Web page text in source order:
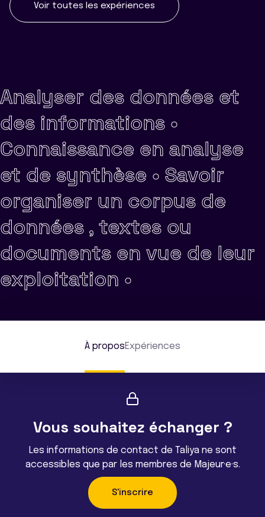
Voir toutes les expériences
Analyser des données et
des informations •
Connaissance en analyse
et de synthèse • Savoir
organiser un corpus de
données , textes ou
documents en vue de leur
exploitation •
À proposExpériences
Vous souhaitez échanger ?
Les informations de contact de Taliya ne sont
accessibles que par les membres de Majeur·e·s.
S'inscrire